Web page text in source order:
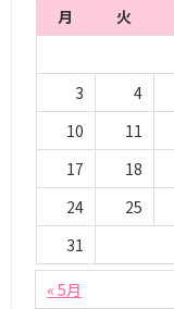
月
火
3
4
10
11
17
18
24
25
31
« 5月